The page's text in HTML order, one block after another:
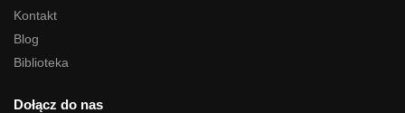
Kontakt
Blog
Biblioteka
Dołącz do nas